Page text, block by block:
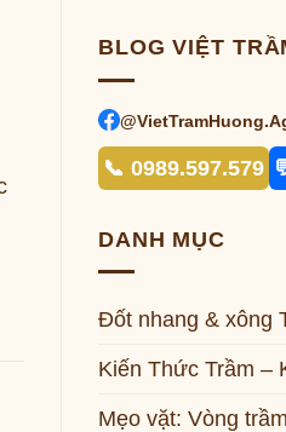
BLOG VIỆT
📞 0989.597.579
DANH MỤC
Đốt nhang & xông
Kiến Thức Trầm –
Mẹo vặt: Vòng trầm